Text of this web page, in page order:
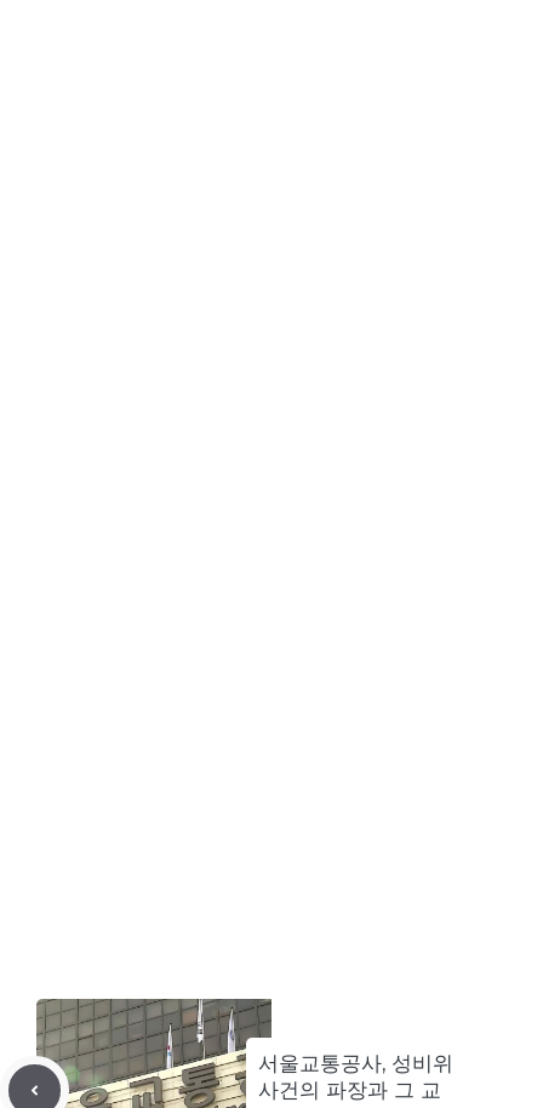
서울교통공사, 성비위
사건의 파장과 그 교